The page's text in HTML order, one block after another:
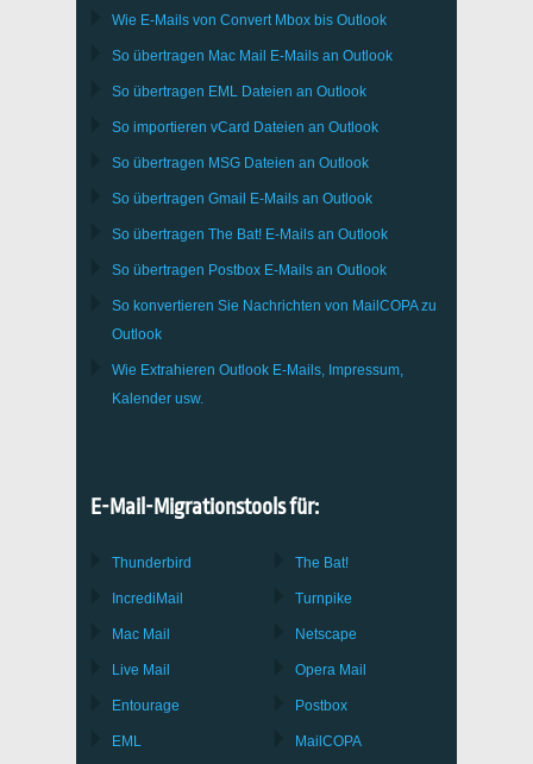
Wie E-Mails von Convert Mbox bis Outlook
So übertragen Mac Mail E-Mails an Outlook
So übertragen EML Dateien an Outlook
So importieren vCard Dateien an Outlook
So übertragen MSG Dateien an Outlook
So übertragen Gmail E-Mails an Outlook
So übertragen The Bat! E-Mails an Outlook
So übertragen Postbox E-Mails an Outlook
So konvertieren Sie Nachrichten von MailCOPAzu
Outlook
Wie Extrahieren Outlook E-Mails, Impressum,
Kalender usw.
E-Mail-Migrationstools für:
Thunderbird
IncrediMail
Mac Mail
Live Mail
Entourage
EML
The Bat!
Turnpike
Netscape
Opera Mail
Postbox
MailCOPA